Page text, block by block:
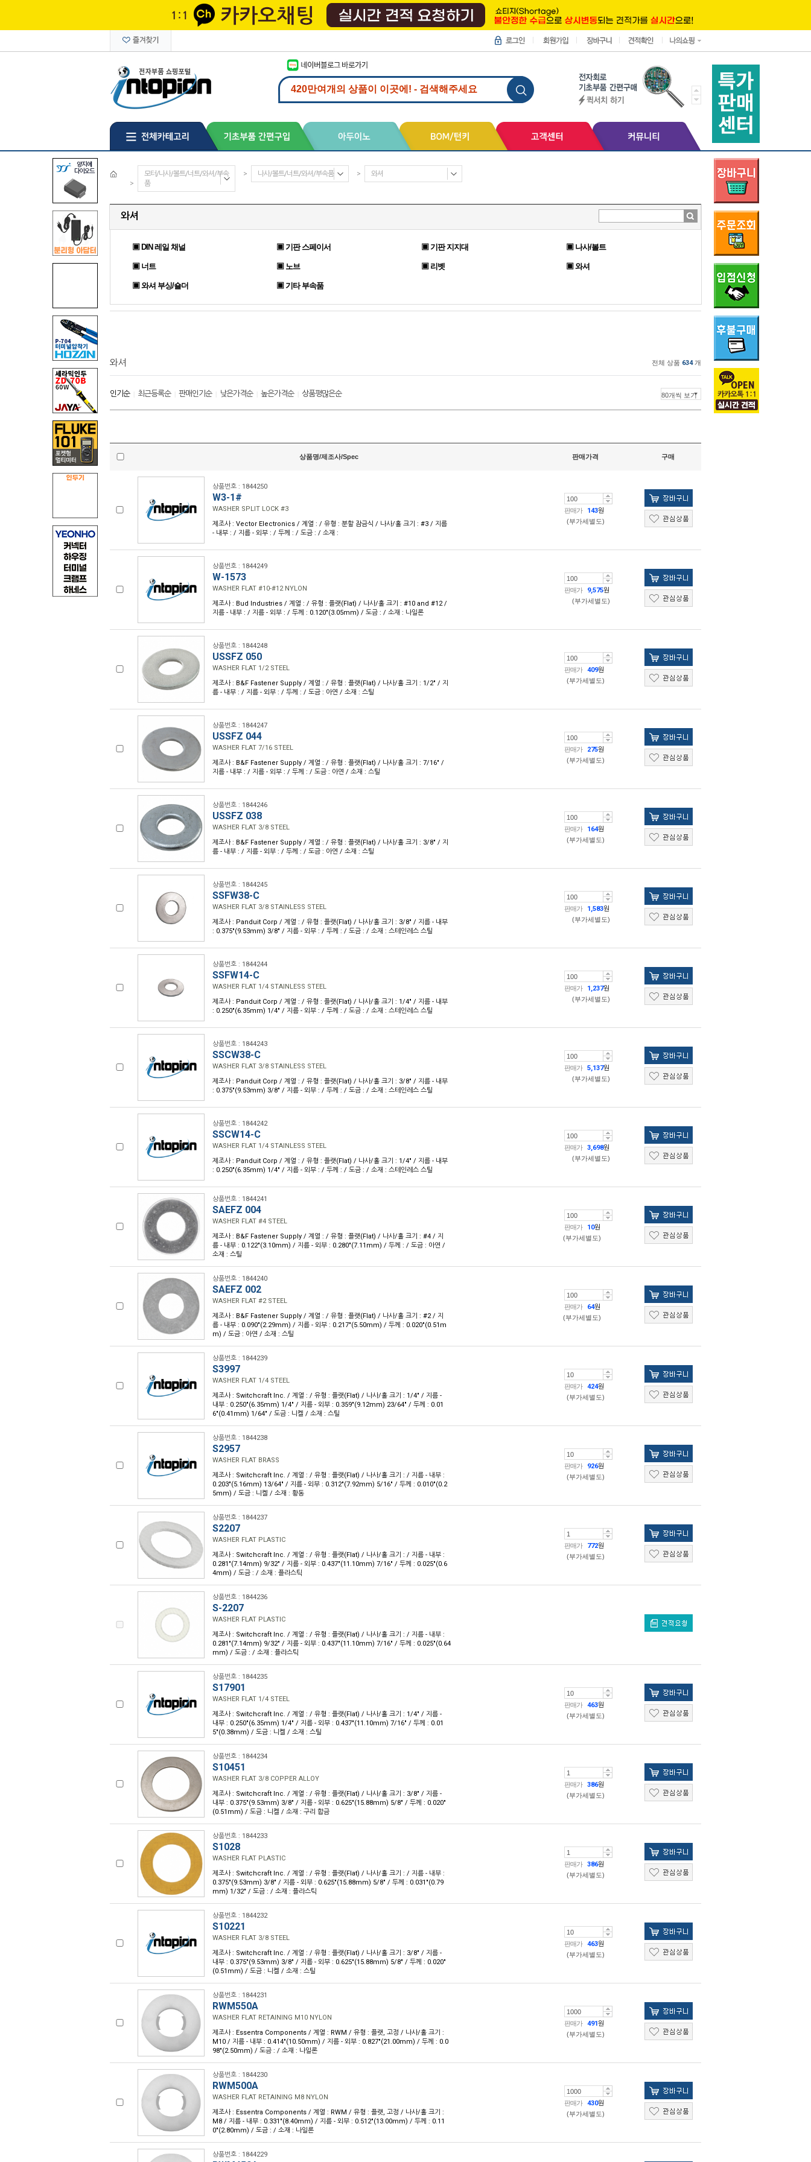
>
모터/나사/볼트/너트/와셔/부속
품
> 나사/볼트/너트/와셔/부속품 > 와셔
와셔
▣ DIN 레일 채널 ▣ 기판 스페이서 ▣ 기판 지지대 ▣ 나사/볼트
▣ 너트 ▣ 노브 ▣ 리벳 ▣ 와셔
▣ 와셔 부싱/숄더 ▣ 기타 부속품
와셔 전체 상품 634개
인기순| 최근등록순| 판매인기순| 낮은가격순| 높은가격순| 상품평많은순
상품명/제조사/Spec 판매가격 구매
상품번호 : 1844250
W3-1#
WASHER SPLIT LOCK #3
제조사 : Vector Electronics / 계열 : / 유형 : 분할 잠금식 / 나사/홀 크기 : #3 / 지름
- 내부 : / 지름 - 외부 : / 두께 : / 도금 : / 소재 :
판매가 143원
(부가세별도)
상품번호 : 1844249
W-1573
WASHER FLAT #10-#12 NYLON
제조사 : Bud Industries / 계열 : / 유형 : 플랫(Flat) / 나사/홀 크기 : #10 and #12 /
지름 - 내부 : / 지름 - 외부 : / 두께 : 0.120"(3.05mm) / 도금 : / 소재 : 나일론
판매가 9,575원
(부가세별도)
상품번호 : 1844248
USSFZ 050
WASHER FLAT 1/2 STEEL
제조사 : B&F Fastener Supply / 계열 : / 유형 : 플랫(Flat) / 나사/홀 크기 : 1/2" / 지
름 - 내부 : / 지름 - 외부 : / 두께 : / 도금 : 아연 / 소재 : 스틸
판매가 409원
(부가세별도)
상품번호 : 1844247
USSFZ 044
WASHER FLAT 7/16 STEEL
제조사 : B&F Fastener Supply / 계열 : / 유형 : 플랫(Flat) / 나사/홀 크기 : 7/16" /
지름 - 내부 : / 지름 - 외부 : / 두께 : / 도금 : 아연 / 소재 : 스틸
판매가 275원
(부가세별도)
상품번호 : 1844246
USSFZ 038
WASHER FLAT 3/8 STEEL
제조사 : B&F Fastener Supply / 계열 : / 유형 : 플랫(Flat) / 나사/홀 크기 : 3/8" / 지
름 - 내부 : / 지름 - 외부 : / 두께 : / 도금 : 아연 / 소재 : 스틸
판매가 164원
(부가세별도)
상품번호 : 1844245
SSFW38-C
WASHER FLAT 3/8 STAINLESS STEEL
제조사 : Panduit Corp / 계열 : / 유형 : 플랫(Flat) / 나사/홀 크기 : 3/8" / 지름 - 내부
: 0.375"(9.53mm) 3/8" / 지름 - 외부 : / 두께 : / 도금 : / 소재 : 스테인레스 스틸
판매가 1,583원
(부가세별도)
상품번호 : 1844244
SSFW14-C
WASHER FLAT 1/4 STAINLESS STEEL
제조사 : Panduit Corp / 계열 : / 유형 : 플랫(Flat) / 나사/홀 크기 : 1/4" / 지름 - 내부
: 0.250"(6.35mm) 1/4" / 지름 - 외부 : / 두께 : / 도금 : / 소재 : 스테인레스 스틸
판매가 1,237원
(부가세별도)
상품번호 : 1844243
SSCW38-C
WASHER FLAT 3/8 STAINLESS STEEL
제조사 : Panduit Corp / 계열 : / 유형 : 플랫(Flat) / 나사/홀 크기 : 3/8" / 지름 - 내부
: 0.375"(9.53mm) 3/8" / 지름 - 외부 : / 두께 : / 도금 : / 소재 : 스테인레스 스틸
판매가 5,137원
(부가세별도)
상품번호 : 1844242
SSCW14-C
WASHER FLAT 1/4 STAINLESS STEEL
제조사 : Panduit Corp / 계열 : / 유형 : 플랫(Flat) / 나사/홀 크기 : 1/4" / 지름 - 내부
: 0.250"(6.35mm) 1/4" / 지름 - 외부 : / 두께 : / 도금 : / 소재 : 스테인레스 스틸
판매가 3,698원
(부가세별도)
상품번호 : 1844241
SAEFZ 004
WASHER FLAT #4 STEEL
제조사 : B&F Fastener Supply / 계열 : / 유형 : 플랫(Flat) / 나사/홀 크기 : #4 / 지
름 - 내부 : 0.122"(3.10mm) / 지름 - 외부 : 0.280"(7.11mm) / 두께 : / 도금 : 아연 /
소재 : 스틸
판매가 10원
(부가세별도)
상품번호 : 1844240
SAEFZ 002
WASHER FLAT #2 STEEL
제조사 : B&F Fastener Supply / 계열 : / 유형 : 플랫(Flat) / 나사/홀 크기 : #2 / 지
름 - 내부 : 0.090"(2.29mm) / 지름 - 외부 : 0.217"(5.50mm) / 두께 : 0.020"(0.51m
m) / 도금 : 아연 / 소재 : 스틸
판매가 64원
(부가세별도)
상품번호 : 1844239
S3997
WASHER FLAT 1/4 STEEL
제조사 : Switchcraft Inc. / 계열 : / 유형 : 플랫(Flat) / 나사/홀 크기 : 1/4" / 지름 -
내부 : 0.250"(6.35mm) 1/4" / 지름 - 외부 : 0.359"(9.12mm) 23/64" / 두께 : 0.01
6"(0.41mm) 1/64" / 도금 : 니켈 / 소재 : 스틸
판매가 424원
(부가세별도)
상품번호 : 1844238
S2957
WASHER FLAT BRASS
제조사 : Switchcraft Inc. / 계열 : / 유형 : 플랫(Flat) / 나사/홀 크기 : / 지름 - 내부 :
0.203"(5.16mm) 13/64" / 지름 - 외부 : 0.312"(7.92mm) 5/16" / 두께 : 0.010"(0.2
5mm) / 도금 : 니켈 / 소재 : 황동
판매가 926원
(부가세별도)
상품번호 : 1844237
S2207
WASHER FLAT PLASTIC
제조사 : Switchcraft Inc. / 계열 : / 유형 : 플랫(Flat) / 나사/홀 크기 : / 지름 - 내부 :
0.281"(7.14mm) 9/32" / 지름 - 외부 : 0.437"(11.10mm) 7/16" / 두께 : 0.025"(0.6
4mm) / 도금 : / 소재 : 플라스틱
판매가 772원
(부가세별도)
상품번호 : 1844236
S-2207
WASHER FLAT PLASTIC
제조사 : Switchcraft Inc. / 계열 : / 유형 : 플랫(Flat) / 나사/홀 크기 : / 지름 - 내부 :
0.281"(7.14mm) 9/32" / 지름 - 외부 : 0.437"(11.10mm) 7/16" / 두께 : 0.025"(0.64
mm) / 도금 : / 소재 : 플라스틱
상품번호 : 1844235
S17901
WASHER FLAT 1/4 STEEL
제조사 : Switchcraft Inc. / 계열 : / 유형 : 플랫(Flat) / 나사/홀 크기 : 1/4" / 지름 -
내부 : 0.250"(6.35mm) 1/4" / 지름 - 외부 : 0.437"(11.10mm) 7/16" / 두께 : 0.01
5"(0.38mm) / 도금 : 니켈 / 소재 : 스틸
판매가 463원
(부가세별도)
상품번호 : 1844234
S10451
WASHER FLAT 3/8 COPPER ALLOY
제조사 : Switchcraft Inc. / 계열 : / 유형 : 플랫(Flat) / 나사/홀 크기 : 3/8" / 지름 -
내부 : 0.375"(9.53mm) 3/8" / 지름 - 외부 : 0.625"(15.88mm) 5/8" / 두께 : 0.020"
(0.51mm) / 도금 : 니켈 / 소재 : 구리 합금
판매가 386원
(부가세별도)
상품번호 : 1844233
S1028
WASHER FLAT PLASTIC
제조사 : Switchcraft Inc. / 계열 : / 유형 : 플랫(Flat) / 나사/홀 크기 : / 지름 - 내부 :
0.375"(9.53mm) 3/8" / 지름 - 외부 : 0.625"(15.88mm) 5/8" / 두께 : 0.031"(0.79
mm) 1/32" / 도금 : / 소재 : 플라스틱
판매가 386원
(부가세별도)
상품번호 : 1844232
S10221
WASHER FLAT 3/8 STEEL
제조사 : Switchcraft Inc. / 계열 : / 유형 : 플랫(Flat) / 나사/홀 크기 : 3/8" / 지름 -
내부 : 0.375"(9.53mm) 3/8" / 지름 - 외부 : 0.625"(15.88mm) 5/8" / 두께 : 0.020"
(0.51mm) / 도금 : 니켈 / 소재 : 스틸
판매가 463원
(부가세별도)
상품번호 : 1844231
RWM550A
WASHER FLAT RETAINING M10 NYLON
제조사 : Essentra Components / 계열 : RWM / 유형 : 플랫, 고정 / 나사/홀 크기 :
M10 / 지름 - 내부 : 0.414"(10.50mm) / 지름 - 외부 : 0.827"(21.00mm) / 두께 : 0.0
98"(2.50mm) / 도금 : / 소재 : 나일론
판매가 491원
(부가세별도)
상품번호 : 1844230
RWM500A
WASHER FLAT RETAINING M8 NYLON
제조사 : Essentra Components / 계열 : RWM / 유형 : 플랫, 고정 / 나사/홀 크기 :
M8 / 지름 - 내부 : 0.331"(8.40mm) / 지름 - 외부 : 0.512"(13.00mm) / 두께 : 0.11
0"(2.80mm) / 도금 : / 소재 : 나일론
판매가 430원
(부가세별도)
상품번호 : 1844229